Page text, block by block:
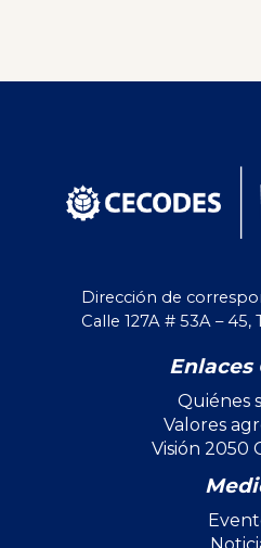
Dirección de
Calle 127A # 53A – 45,
Enlaces
Quiénes
Valores
Visión 2050